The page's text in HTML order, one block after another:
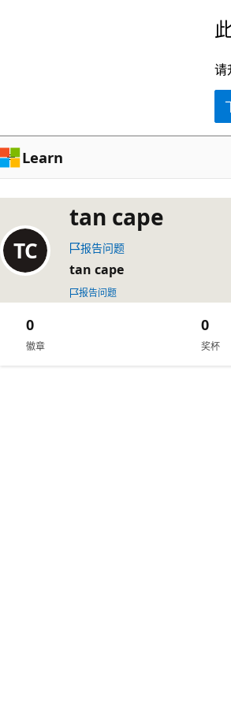
容
请
Learn
tan cape
报告问题
tan cape
报告问题
徽章
0
奖杯
0